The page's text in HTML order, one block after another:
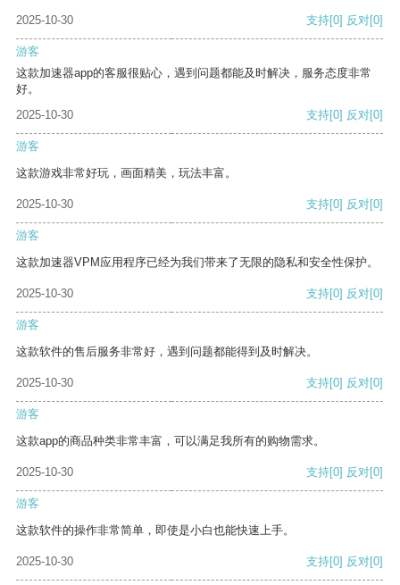
2025-10-30
支持[0] 反对[0]
游客
这款加速器app的客服很贴心，遇到问题都能及时解决，服务态度非常
好。
2025-10-30
支持[0] 反对[0]
游客
这款游戏非常好玩，画面精美，玩法丰富。
2025-10-30 支持[0] 反对[0]
游客
这款加速器VPM应用程序已经为我们带来了无限的隐私和安全性保护。
2025-10-30 支持[0] 反对[0]
游客
这款软件的售后服务非常好，遇到问题都能得到及时解决。
2025-10-30 支持[0] 反对[0]
游客
这款app的商品种类非常丰富，可以满足我所有的购物需求。
2025-10-30 支持[0] 反对[0]
游客
这款软件的操作非常简单，即使是小白也能快速上手。
2025-10-30 支持[0] 反对[0]